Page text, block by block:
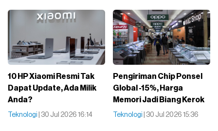
10 HP Xiaomi Resmi Tak
Dapat Update, Ada Milik
Anda?
Teknologi | 30 Jul 2026 16:14
Pengiriman Chip Ponsel
Global -15%, Harga
Memori Jadi Biang Kerok
Teknologi | 30 Jul 2026 15:36